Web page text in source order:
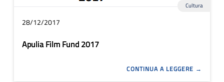
Cultura
28/12/2017
Apulia Film Fund 2017
CONTINUA A LEGGERE